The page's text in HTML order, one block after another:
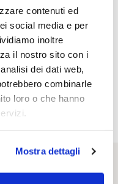
contenuti ed
social media e per
inoltre
il nostro sito con i
dei dati web,
combinarle
loro o che hanno
Mostra dettagli